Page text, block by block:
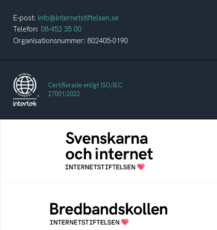
E-post: info@internetstiftelsen.se
Telefon: 08-452 35 00
Organisationsnummer: 802405-0190
Certifierade enligt ISO/IEC
27001:2022
Svenskarna och internet
En årlig studie av svenska folkets
internetvanor
Bredbandskollen är ett oberoende
konsumentverktyg som drivs av
Internetstiftelsen